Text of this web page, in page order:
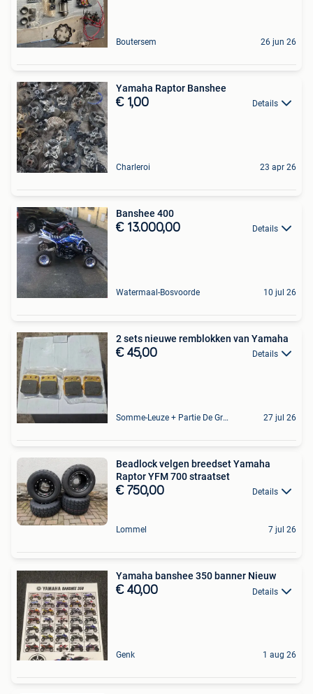
Boutersem 26 jun 26
Yamaha Raptor Banshee
€ 1,00 Details
Charleroi 23 apr 26
Banshee 400
€ 13.000,00 Details
Watermaal-Bosvoorde 10 jul 26
2 sets nieuwe remblokken van Yamaha
€ 45,00 Details
Somme-Leuze + Partie De Grandhan Et De Maffe 27 jul 26
Beadlock velgen breedset Yamaha
Raptor YFM 700 straatset
€ 750,00 Details
Lommel 7 jul 26
Yamaha banshee 350 banner Nieuw
€ 40,00 Details
Genk 1 aug 26